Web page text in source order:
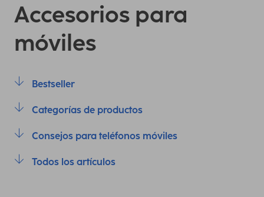
Accesorios para
móviles
Bestseller
Categorías de productos
Consejos para teléfonos móviles
Todos los artículos